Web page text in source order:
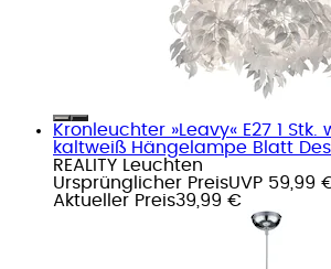
Kronleuchter »Leavy« E27 1
kaltweiß Hängelampe Blatt
REALITY Leuchten
Ursprünglicher PreisUVP 59,99
Aktueller Preis39,99 €